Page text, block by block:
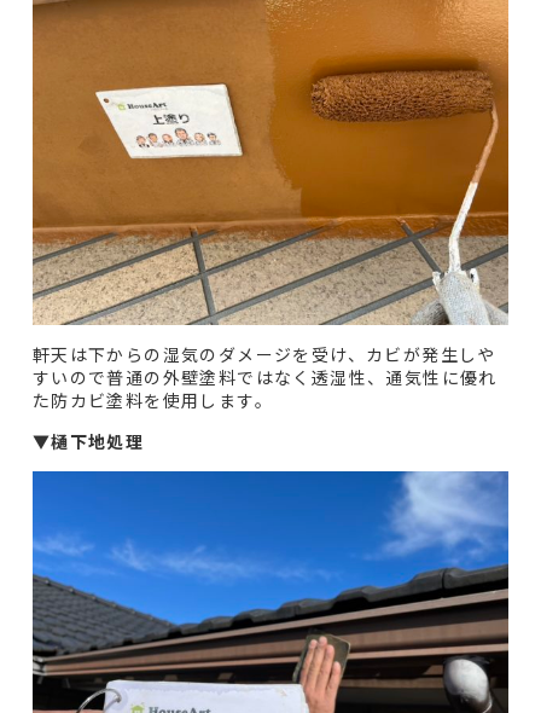
軒天は下からの湿気のダメージを受け、カビが発生しや
すいので普通の外壁塗料ではなく透湿性、通気性に優れ
た防カビ塗料を使用します。
▼樋下地処理